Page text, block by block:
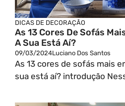
DICAS DE DECORAÇÃO
As 13 Cores De Sofás
A Sua Está Aí?
09/03/2024Luciano Dos Santos
As 13 cores de sofás mais
sua está aí? introdução